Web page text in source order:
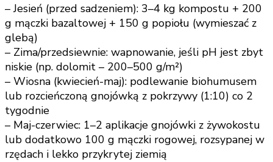
– Jesień (przed sadzeniem): 3–4 kg kompostu + 200
g mączki bazaltowej + 150 g popiołu (wymieszać z
glebą)
– Zima/przedsiewnie: wapnowanie, jeśli pH jest zbyt
niskie (np. dolomit – 200–500 g/m²)
– Wiosna (kwiecień-maj): podlewanie biohumusem
lub rozcieńczoną gnojówką z pokrzywy (1:10) co 2
tygodnie
– Maj-czerwiec: 1–2 aplikacje gnojówki z żywokostu
lub dodatkowo 100 g mączki rogowej, rozsypanej w
rzędach i lekko przykrytej ziemią